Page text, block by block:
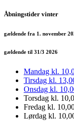
Åbningstider vinter
gældende fra 1. november
gældende til 31/3 2026
Mandag kl.
Tirsdag kl.
Onsdag kl.
Torsdag kl.
Fredag kl.
Lørdag kl.